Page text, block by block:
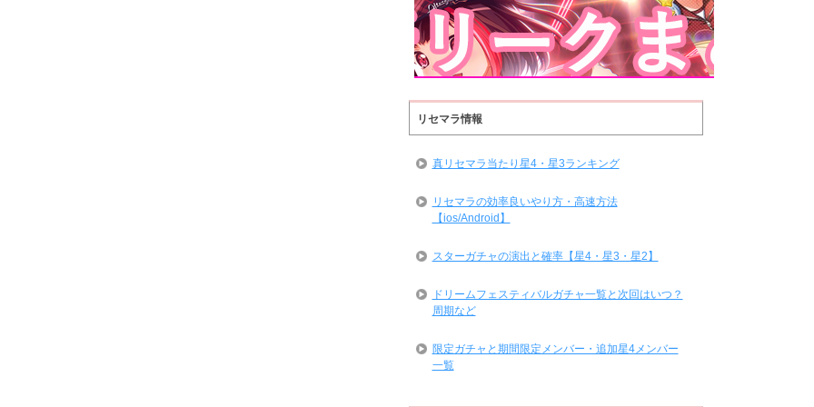
リセマラ情報
真リセマラ当たり星4・星3ランキング
リセマラの効率良いやり方・高速方法
【ios/Android】
スターガチャの演出と確率【星4・星3・星2】
ドリームフェスティバルガチャ一覧と次回はいつ？
周期など
限定ガチャと期間限定メンバー・追加星4メンバー
一覧